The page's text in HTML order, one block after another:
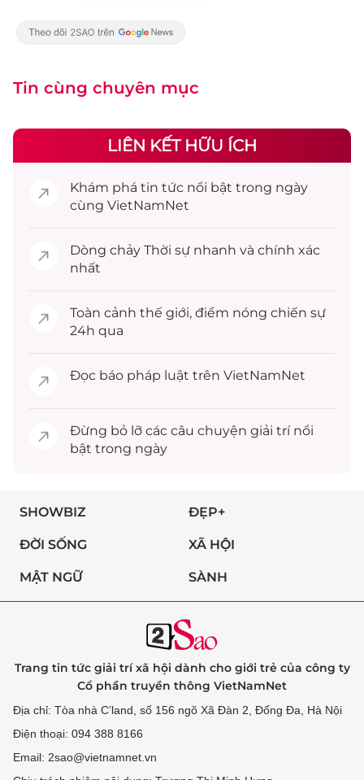
Tin cùng chuyên mục
LIÊN KẾT HỮU ÍCH
Khám phá tin tức nổi bật trong ngày
cùng VietNamNet
Dòng chảy Thời sự nhanh và chính xác
nhất
Toàn cảnh thế giới, điểm nóng chiến sự
24h qua
Đọc báo pháp luật trên VietNamNet
Đừng bỏ lỡ các câu chuyện giải trínổi
bật trong ngày
SHOWBIZ ĐẸP+
ĐỜI SỐNG XÃ HỘI
MẬT NGỮ SÀNH
Trang tin tức giải trí xã hội dành cho giới trẻ của công ty
Cổ phần truyền thông VietNamNet
Địa chỉ: Tòa nhà C’land, số 156 ngõ Xã Đàn 2, Đống Đa, Hà Nội
Điện thoại: 094 388 8166
Email: 2sao@vietnamnet.vn